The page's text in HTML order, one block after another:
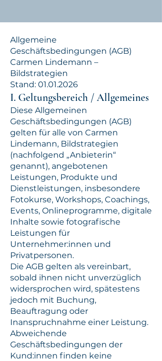
Allgemeine
Geschäftsbedingungen (AGB)
Carmen Lindemann –
Bildstrategien
Stand: 01.01.2026
I. Geltungsbereich / Allgemeines
Diese Allgemeinen
Geschäftsbedingungen (AGB)
gelten für alle von Carmen
Lindemann, Bildstrategien
(nachfolgend „Anbieterin“
genannt), angebotenen
Leistungen, Produkte und
Dienstleistungen, insbesondere
Fotokurse, Workshops, Coachings,
Events, Onlineprogramme, digitale
Inhalte sowie fotografische
Leistungen für
Unternehmer:innen und
Privatpersonen.
Die AGB gelten als vereinbart,
sobald ihnen nicht unverzüglich
widersprochen wird, spätestens
jedoch mit Buchung,
Beauftragung oder
Inanspruchnahme einer Leistung.
Abweichende
Geschäftsbedingungen der
Kund:innen finden keine